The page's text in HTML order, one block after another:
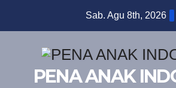
Sab. Agu 8th, 2026
PENA ANAK